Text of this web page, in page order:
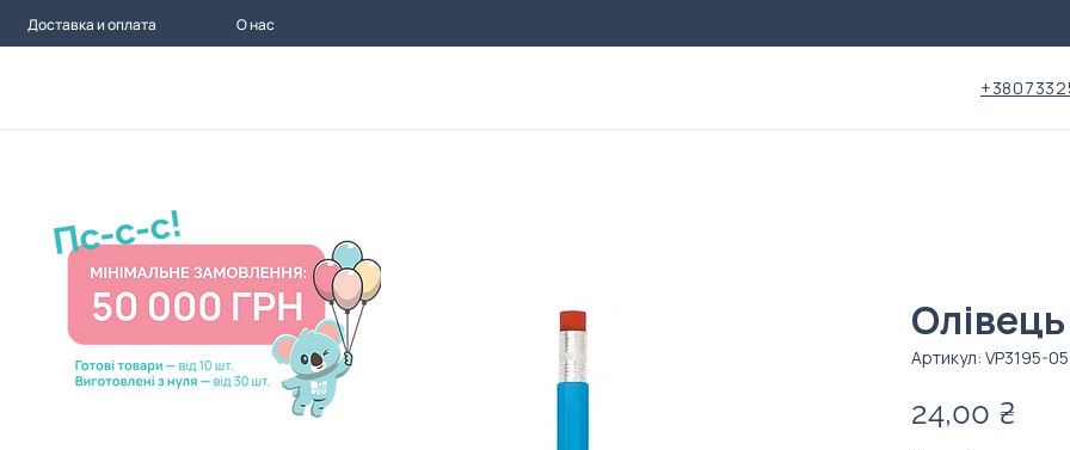
Доставка и оплата О нас
Артикул: VP3195-05
24,00 ₴